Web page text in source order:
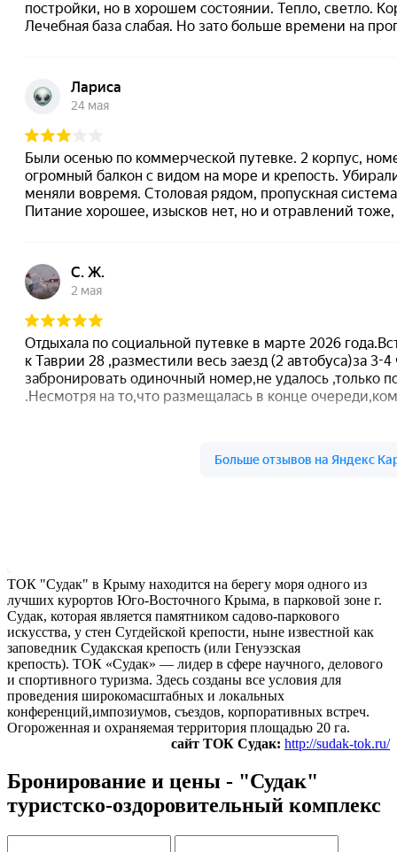
ТОК "Судак" в Крыму находится на берегу моря одного из
лучших курортов Юго-Восточного Крыма, в парковой зоне г.
Судак, которая является памятником садово-паркового
искусства, у стен Сугдейской крепости, ныне известной как
заповедник Судакская крепость (или Генуэзская
крепость). ТОК «Судак» — лидер в сфере научного, делового
и спортивного туризма. Здесь созданы все условия для
проведения широкомасштабных и локальных
конференций,импозиумов, съездов, корпоративных встреч.
Огороженная и охраняемая территория площадью 20 га.
сайт ТОК Судак: http://sudak-tok.ru/
Бронирование и цены - "Судак"
туристско-оздоровительный комплекс